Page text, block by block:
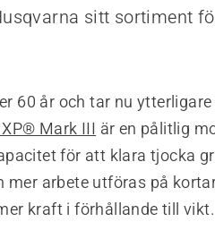
sitt sortiment
60 år och tar nu
Mark III är en pålitlig
för att klara tjocka
mer arbete utföras på
kraft i förhållande till vikt.